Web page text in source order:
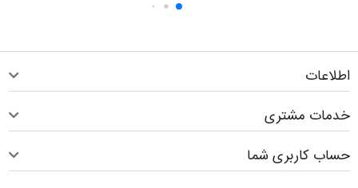
اطلاعات
خدمات مشتری
حساب کاربری شما